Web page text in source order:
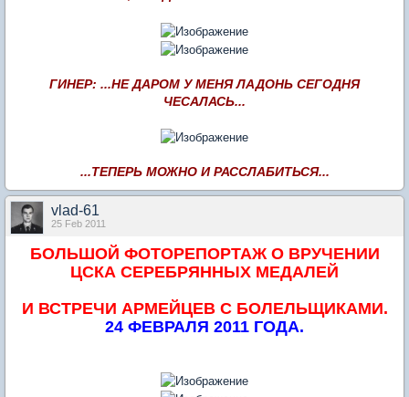
ГИНЕР: ...НЕ ДАРОМ У МЕНЯ ЛАДОНЬ СЕГОДНЯ
ЧЕСАЛАСЬ...
...ТЕПЕРЬ МОЖНО И РАССЛАБИТЬСЯ...
vlad-61
25 Feb 2011
БОЛЬШОЙ ФОТОРЕПОРТАЖ О ВРУЧЕНИИ
ЦСКА СЕРЕБРЯННЫХ МЕДАЛЕЙ
И ВСТРЕЧИ АРМЕЙЦЕВ С БОЛЕЛЬЩИКАМИ.
24 ФЕВРАЛЯ 2011 ГОДА.